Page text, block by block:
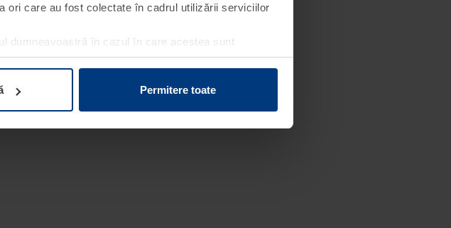
ori care au fost colectate în cadrul utilizării serviciilor
dumneavoastră în cazul în care acestea sunt
cookie avem nevoie de permisiunea
web. Permitere toate